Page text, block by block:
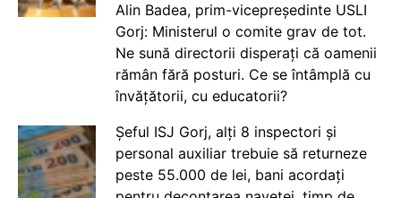
Alin Badea, prim-vicepreședinte USLI
Gorj: Ministerul o comite grav de tot.
Ne sună directorii disperați că oamenii
rămân fără posturi. Ce se întâmplă cu
învățătorii, cu educatorii?
Șeful ISJ Gorj, alți 8 inspectori și
personal auxiliar trebuie să returneze
peste 55.000 de lei, bani acordați